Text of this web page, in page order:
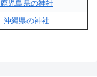
鹿児島県の神社
沖縄県の神社